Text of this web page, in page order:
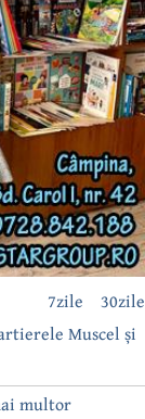
30zile
7zile
Muscel și
multor